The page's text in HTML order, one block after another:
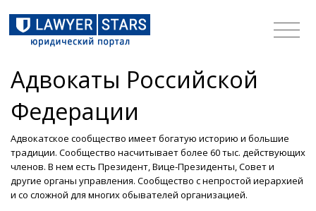
Адвокаты Российской
Федерации
Адвокатское сообщество имеет богатую историю и большие
традиции. Сообщество насчитывает более 60 тыс. действующих
членов. В нем есть Президент, Вице-Президенты, Совет и
другие органы управления. Сообщество с непростой иерархией
и со сложной для многих обывателей организацией.